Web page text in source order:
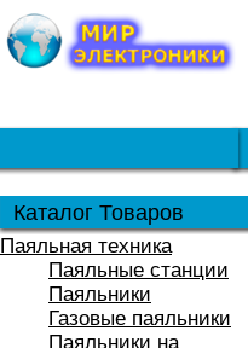
Каталог Товаров
Паяльная техника
Паяльные станции
Паяльники
Газовые паяльники
Паяльники на